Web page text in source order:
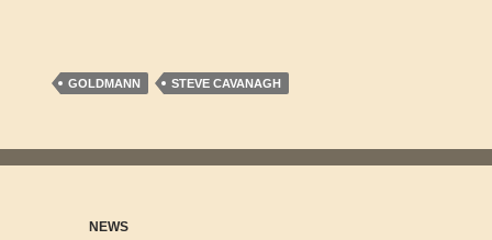
GOLDMANN STEVE CAVANAGH
NEWS